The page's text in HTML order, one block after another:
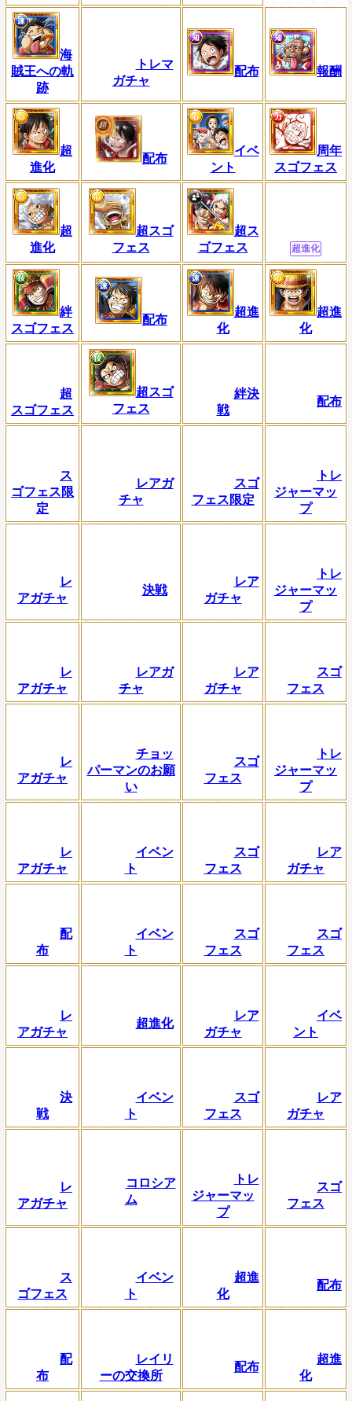
海
賊王への軌
跡
トレマ
ガチャ
配布 報酬
超
進化
配布
イベ
ント
周年
スゴフェス
超
進化
超スゴ
フェス
超ス
ゴフェス
超進化
絆
スゴフェス
配布
超進
化
超進
化
超
スゴフェス
超スゴ
フェス
絆決
戦
配布
ス
ゴフェス限
定
レアガ
チャ
スゴ
フェス限定
トレ
ジャーマッ
プ
レ
アガチャ
決戦
レア
ガチャ
トレ
ジャーマッ
プ
レ
アガチャ
レアガ
チャ
レア
ガチャ
スゴ
フェス
レ
アガチャ
チョッ
パーマンのお願
い
スゴ
フェス
トレ
ジャーマッ
プ
レ
アガチャ
イベン
ト
スゴ
フェス
レア
ガチャ
配
布
イベン
ト
スゴ
フェス
スゴ
フェス
レ
アガチャ
超進化
レア
ガチャ
イベ
ント
決
戦
イベン
ト
スゴ
フェス
レア
ガチャ
レ
アガチャ
コロシア
ム
トレ
ジャーマッ
プ
スゴ
フェス
ス
ゴフェス
イベン
ト
超進
化
配布
配
布
レイリ
ーの交換所
配布
超進
化